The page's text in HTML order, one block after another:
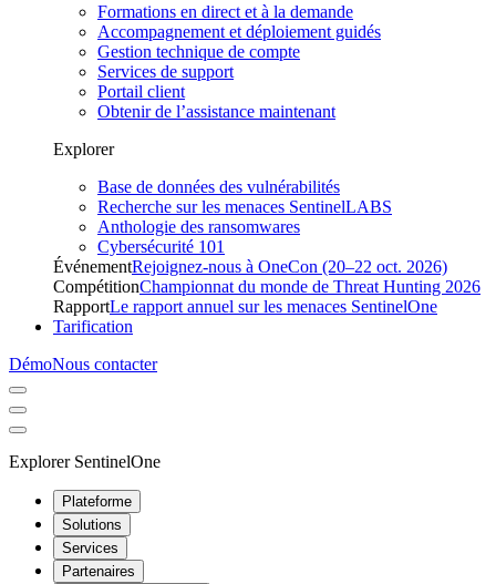
Formations en direct et à la demande
Accompagnement et déploiement guidés
Gestion technique de compte
Services de support
Portail client
Obtenir de l’assistance maintenant
Explorer
Base de données des vulnérabilités
Recherche sur les menaces SentinelLABS
Anthologie des ransomwares
Cybersécurité 101
ÉvénementRejoignez-nous à OneCon (20–22 oct. 2026)
CompétitionChampionnat du monde de Threat Hunting 2026
RapportLe rapport annuel sur les menaces SentinelOne
Tarification
DémoNous contacter
Explorer SentinelOne
Plateforme
Solutions
Services
Partenaires